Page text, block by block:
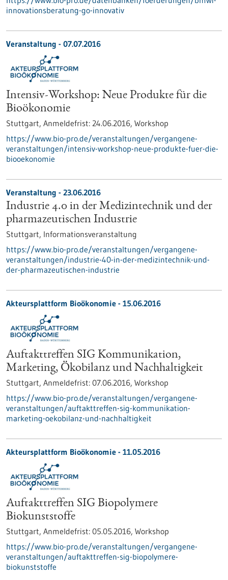
innovationsberatung-go-innovativ
Veranstaltung - 07.07.2016
Intensiv-Workshop: Neue Produkte für die
Bioökonomie
Stuttgart, Anmeldefrist: 24.06.2016, Workshop
https://www.bio-pro.de/veranstaltungen/vergangene-
veranstaltungen/intensiv-workshop-neue-produkte-fuer-die-
biooekonomie
Veranstaltung - 23.06.2016
Industrie 4.0 in der Medizintechnik und der
pharmazeutischen Industrie
Stuttgart, Informationsveranstaltung
https://www.bio-pro.de/veranstaltungen/vergangene-
veranstaltungen/industrie-40-in-der-medizintechnik-und-
der-pharmazeutischen-industrie
Akteursplattform Bioökonomie - 15.06.2016
Auftakttreffen SIG Kommunikation,
Marketing, Ökobilanz und Nachhaltigkeit
Stuttgart, Anmeldefrist: 07.06.2016, Workshop
https://www.bio-pro.de/veranstaltungen/vergangene-
veranstaltungen/auftakttreffen-sig-kommunikation-
marketing-oekobilanz-und-nachhaltigkeit
Akteursplattform Bioökonomie - 11.05.2016
Auftakttreffen SIG Biopolymere
Biokunststoffe
Stuttgart, Anmeldefrist: 05.05.2016, Workshop
https://www.bio-pro.de/veranstaltungen/vergangene-
veranstaltungen/auftakttreffen-sig-biopolymere-
biokunststoffe